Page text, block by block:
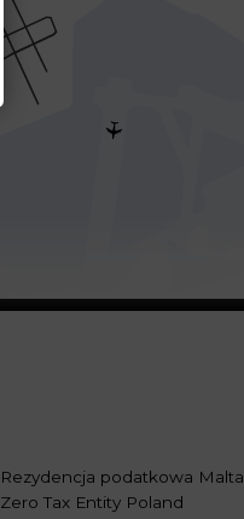
Rezydencja podatkowa Malta
Zero Tax Entity Poland